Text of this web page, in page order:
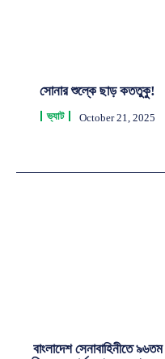
সোনার শুল্কে ছাড় কততুকু!
ভ্যাট October 21, 2025
বাংলাদেশ সেনাবাহিনীতে ৯৬তম